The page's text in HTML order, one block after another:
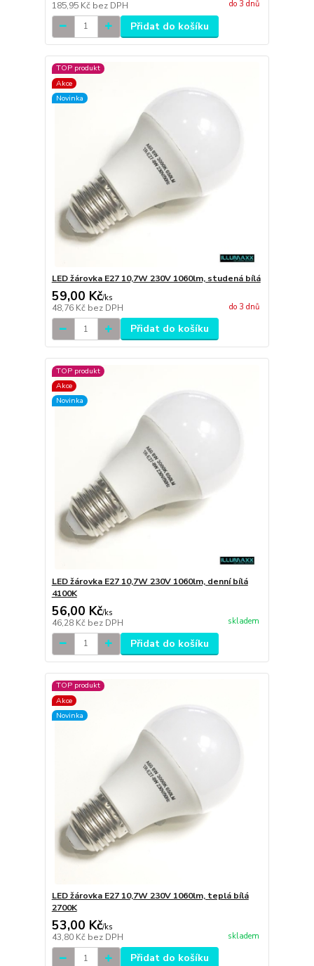
185,95 Kč bez DPH do 3 dnů
Přidat do košíku
TOP produkt
Akce
Novinka
LED žárovka E27 10,7W 230V 1060lm, studená bílá
59,00 Kč/ks
48,76 Kč bez DPH do 3 dnů
Přidat do košíku
TOP produkt
Akce
Novinka
LED žárovka E27 10,7W 230V 1060lm, denní bílá
4100K
56,00 Kč/ks
46,28 Kč bez DPH skladem
Přidat do košíku
TOP produkt
Akce
Novinka
LED žárovka E27 10,7W 230V 1060lm, teplá bílá
2700K
53,00 Kč/ks
43,80 Kč bez DPH skladem
Přidat do košíku